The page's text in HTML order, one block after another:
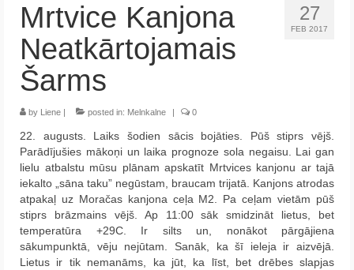
Francija
Austrija
Itālija
Latvija
Indonēzija
Par Mums
27
FEB 2017
Mrtvice Kanjona
Neatkārtojamais
Šarms
by Liene posted in: Melnkalne 0
22. augusts. Laiks šodien sācis bojāties. Pūš stiprs vējš.
Parādījušies mākoņi un laika prognoze sola negaisu. Lai gan
lielu atbalstu mūsu plānam apskatīt Mrtvices kanjonu ar tajā
iekalto „sāna taku” negūstam, braucam trijatā. Kanjons atrodas
atpakaļ uz Moračas kanjona ceļa M2. Pa ceļam vietām pūš
stiprs brāzmains vējš. Ap 11:00 sāk smidzināt lietus, bet
temperatūra +29C. Ir silts un, nonākot pārgājiena
sākumpunktā, vēju nejūtam. Sanāk, ka šī ieleja ir aizvējā.
Lietus ir tik nemanāms, ka jūt, ka līst, bet drēbes slapjas